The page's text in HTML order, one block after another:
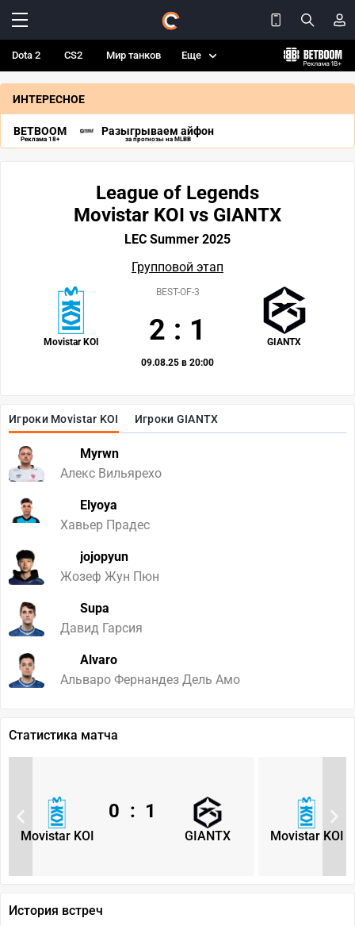
Dota 2 CS2 Мир танков Еще
ИНТЕРЕСНОЕ
BETBOOM
Реклама 18+
Разыгрываем айфон
за прогнозы на MLBB
Игроки Movistar KOI Игроки GIANTX
Myrwn
Алекс Вильярехо
Elyoya
Хавьер Прадес
jojopyun
Жозеф Жун Пюн
Supa
Давид Гарсия
Alvaro
Альваро Фернандез Дель Амо
League of Legends
Movistar KOI vs GIANTX
LEC Summer 2025
Групповой этап
Movistar KOI GIANTX
BEST-OF-3
2 : 1
09.08.25 в 20:00
Статистика матча
Movistar KOI GIANTX
0 : 1
Movistar KOI
История встреч